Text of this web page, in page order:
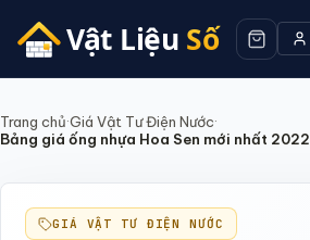
Trang chủ·Giá Vật Tư Điện Nước·
Bảng giá ống nhựa Hoa Sen mới nhất 2022
GIÁ VẬT TƯ ĐIỆN NƯỚC